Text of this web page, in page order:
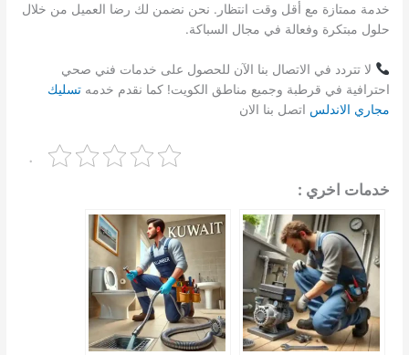
خدمة ممتازة مع أقل وقت انتظار. نحن نضمن لك رضا العميل من خلال
حلول مبتكرة وفعالة في مجال السباكة.
لا تتردد في الاتصال بنا الآن للحصول على خدمات فني صحي
احترافية في قرطبة وجميع مناطق الكويت! كما نقدم خدمه تسليك
مجاري الاندلس اتصل بنا الان
.
خدمات اخري :